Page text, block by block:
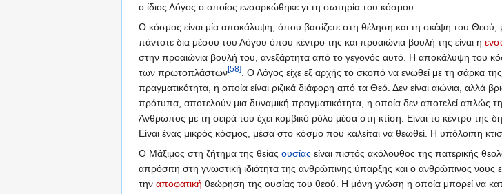
ο ίδιος Λόγος ο οποίος ενσαρκώθηκε γι τη σωτηρία του κόσμου.
Ο κόσμος είναι μία αποκάλυψη, όπου βασίζετε στη θέληση και τη σκέψη του Θεού,
πάντοτε δια μέσου του Λόγου όπου κέντρο της και προαιώνια βουλή της είναι η
στην προαιώνια βουλή του, ανεξάρτητα από το γεγονός αυτό. Η αποκάλυψη του
των πρωτοπλάστων[58]. Ο Λόγος είχε εξ αρχής το σκοπό να ενωθεί με τη σάρκα
πραγματικότητα, η οποία είναι ριζικά διάφορη από τα Θεό. Δεν είναι αιώνια,
πρότυπα, αποτελούν μια δυναμική πραγματικότητα, η οποία δεν αποτελεί
Άνθρωπος με τη σειρά του έχει κομβικό ρόλο μέσα στη κτίση. Είναι το κέντρο της
Είναι ένας μικρός κόσμος, μέσα στο κόσμο που καλείται να θεωθεί. Η υπόλοιπη
Ο Μάξιμος στη ζήτημα της θείας ουσίας είναι πιστός ακόλουθος της πατερικής
απρόσιτη στη γνωστική ιδιότητα της ανθρώπινης ύπαρξης και ο ανθρώπινος
την αποφατική θεώρηση της ουσίας του θεού. Η μόνη γνώση η οποία μπορεί να